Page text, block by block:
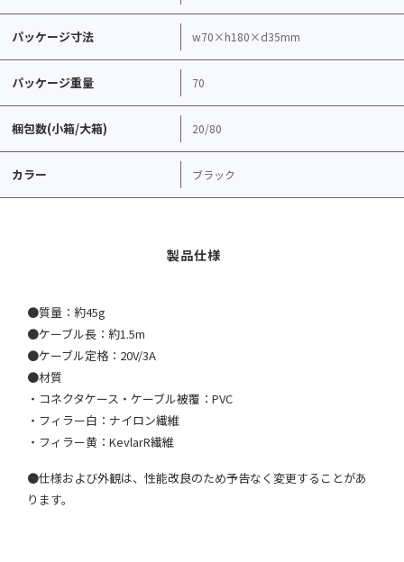
パッケージ寸法 w70×h180×d35mm
パッケージ重量 70
梱包数(小箱/大箱) 20/80
カラー ブラック
●質量：約45g
●ケーブル長：約1.5m
●ケーブル定格：20V/3A
●材質
・コネクタケース・ケーブル被覆：PVC
・フィラー白：ナイロン繊維
・フィラー黄：KevlarR繊維
●仕様および外観は、性能改良のため予告なく変更することがあ
ります。